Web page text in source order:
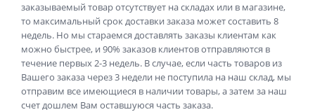
заказываемый товар отсутствует на складах или в магазине,
то максимальный срок доставки заказа может составить 8
недель. Но мы стараемся доставлять заказы клиентам как
можно быстрее, и 90% заказов клиентов отправляются в
течение первых 2-3 недель. В случае, если часть товаров из
Вашего заказа через 3 недели не поступила на наш склад, мы
отправим все имеющиеся в наличии товары, а затем за наш
счет дошлем Вам оставшуюся часть заказа.